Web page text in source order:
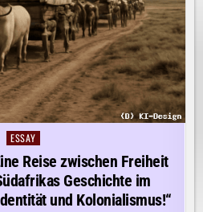
Posted
ESSAY
Reise zwischen Freiheit
Geschichte im
und Kolonialismus!“